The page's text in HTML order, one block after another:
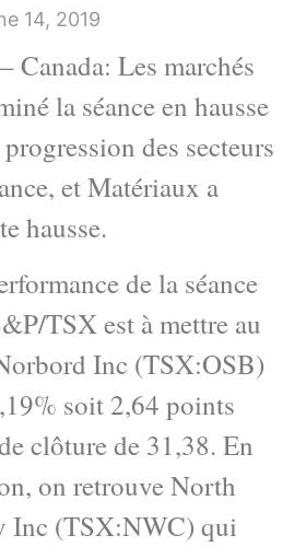
14, 2019
Canada: Les marchés
la séance en hausse
des secteurs
et Matériaux a
hausse.
de la séance
TSX est à mettre au
Inc (TSX:OSB)
soit 2,64 points
clôture de 31,38. En
on retrouve North
Inc (TSX:NWC) qui